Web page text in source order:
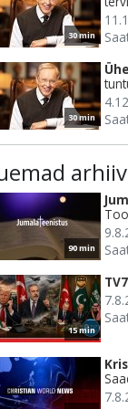
30 min
30 min
90 min
15 min